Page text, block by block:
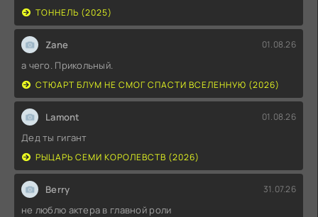
ТОННЕЛЬ (2025)
Zane 01.08.26
а чего. Прикольный.
СТЮАРТ БЛУМ НЕ СМОГ СПАСТИ ВСЕЛЕННУЮ (2026)
Lamont 01.08.26
Дед ты гигант
РЫЦАРЬ СЕМИ КОРОЛЕВСТВ (2026)
Berry 31.07.26
не люблю актера в главной роли